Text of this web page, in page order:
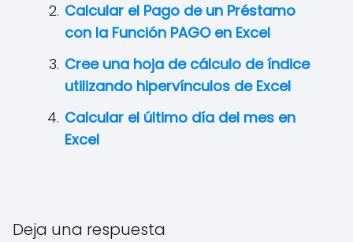
Calcular el Pago de un Préstamo
con la Función PAGO en Excel
Cree una hoja de cálculo de índice
utilizando hipervínculos de Excel
Calcular el último día del mes en
Excel
Deja una respuesta